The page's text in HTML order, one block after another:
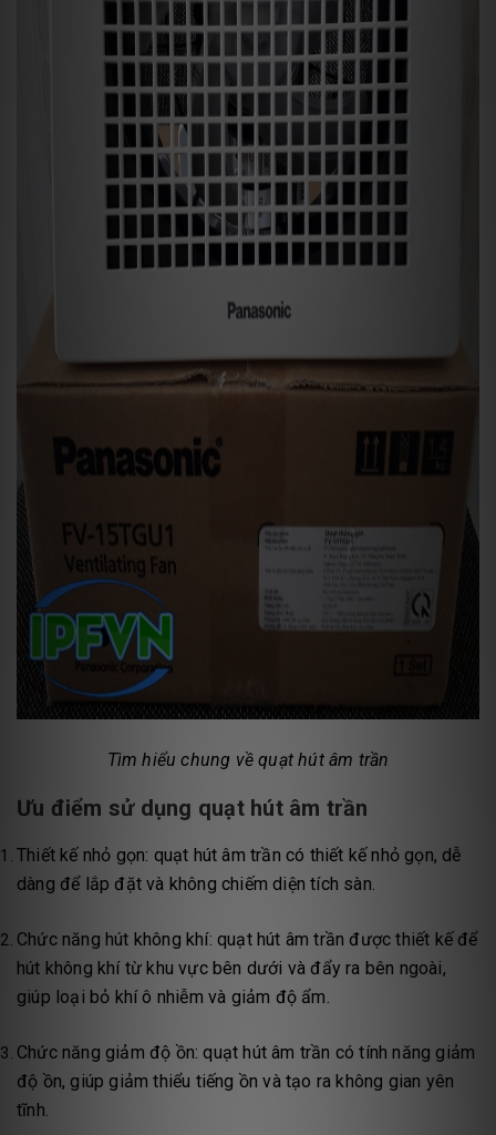
Tìm hiểu chung về quạt hút âm trần
Ưu điểm sử dụng quạt hút âm trần
Thiết kế nhỏ gọn: quạt hút âm trần có thiết kế nhỏ gọn, dễ
dàng để lắp đặt và không chiếm diện tích sàn.
Chức năng hút không khí: quạt hút âm trần được thiết kế để
hút không khí từ khu vực bên dưới và đẩy ra bên ngoài,
giúp loại bỏ khí ô nhiễm và giảm độ ẩm.
Chức năng giảm độ ồn: quạt hút âm trần có tính năng giảm
độ ồn, giúp giảm thiểu tiếng ồn và tạo ra không gian yên
tĩnh.